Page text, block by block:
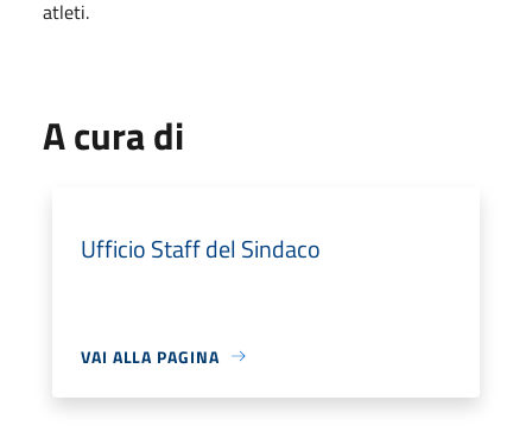
atleti.
A cura di
Ufficio Staff del Sindaco
VAI ALLA PAGINA